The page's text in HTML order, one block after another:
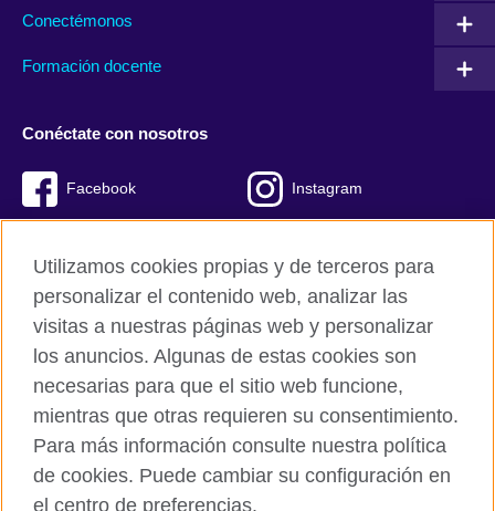
Conectémonos
Formación docente
Conéctate con nosotros
Facebook Instagram
British Council global
Políticas de privacidad y condiciones de uso
Utilizamos cookies propias y de terceros para
personalizar el contenido web, analizar las
visitas a nuestras páginas web y personalizar
los anuncios. Algunas de estas cookies son
necesarias para que el sitio web funcione,
mientras que otras requieren su consentimiento.
Para más información consulte nuestra política
de cookies. Puede cambiar su configuración en
el centro de preferencias.